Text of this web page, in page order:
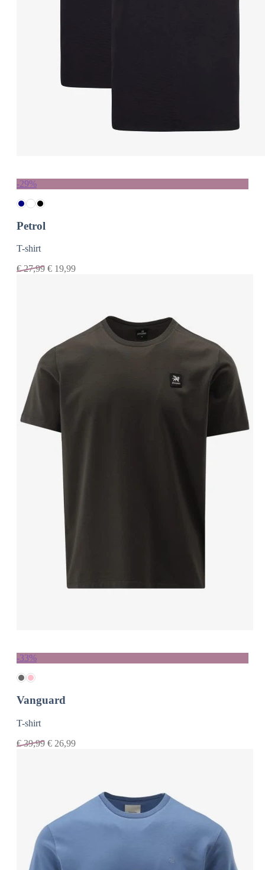
-29%
Petrol
T-shirt
€27,99 € 19,99
-33%
Vanguard
T-shirt
€39,99 € 26,99